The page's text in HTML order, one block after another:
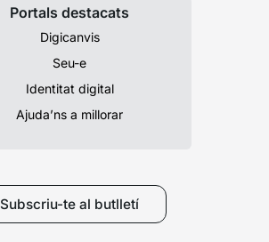
Portals destacats
Digicanvis
Seu-e
Identitat digital
Ajuda’ns a millorar
Subscriu-te al butlletí